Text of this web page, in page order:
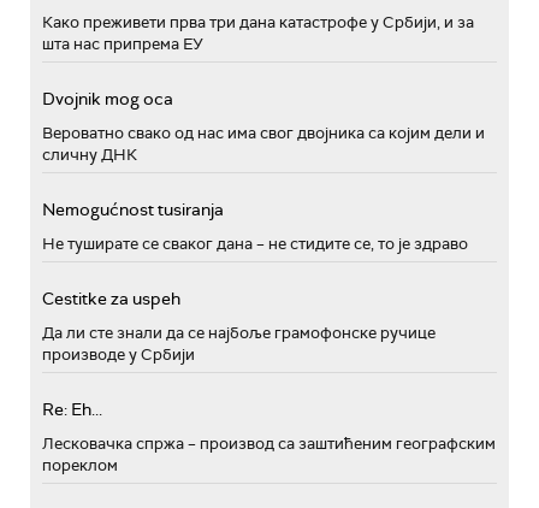
Како преживети прва три дана катастрофе у Србији, и за
шта нас припрема ЕУ
Dvojnik mog oca
Вероватно свако од нас има свог двојника са којим дели и
сличну ДНК
Nemogućnost tusiranja
Не туширате се сваког дана – не стидите се, то је здраво
Cestitke za uspeh
Да ли сте знали да се најбоље грамофонске ручице
производе у Србији
Re: Eh...
Лесковачка спржа – производ са заштићеним географским
пореклом